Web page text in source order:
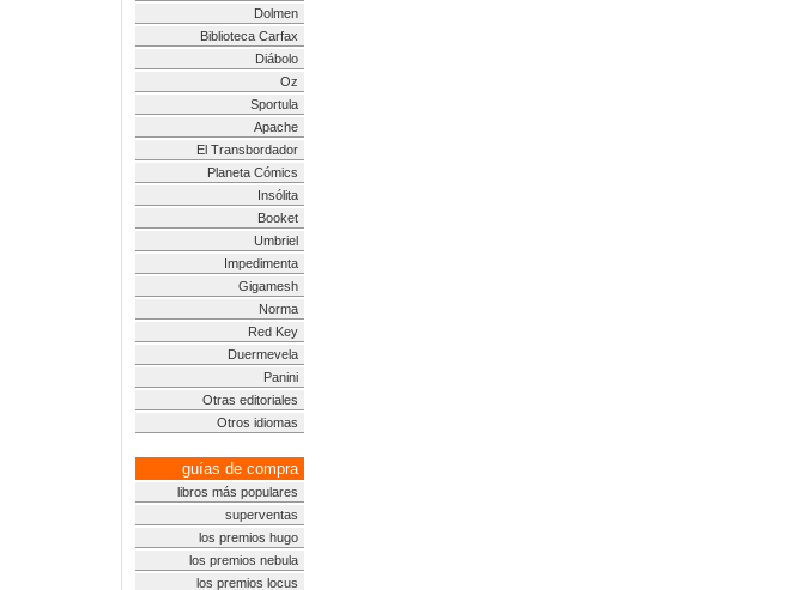
Dolmen
Biblioteca Carfax
Diábolo
Oz
Sportula
Apache
El Transbordador
Planeta Cómics
Insólita
Booket
Umbriel
Impedimenta
Gigamesh
Norma
Red Key
Duermevela
Panini
Otras editoriales
Otros idiomas
guías de compra
libros más populares
superventas
los premios hugo
los premios nebula
los premios locus